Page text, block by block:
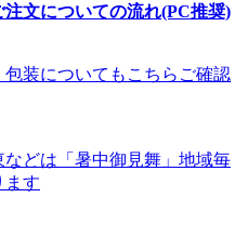
注文についての流れ(PC推奨)
装についてもこちらご確認
どは「暑中御見舞」地域毎
ます